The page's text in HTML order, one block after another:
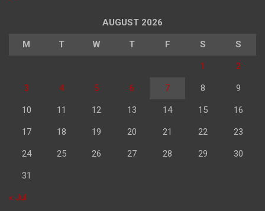
AUGUST 2026
M T W T F S S
1 2
3 4 5 6 7 8 9
10 11 12 13 14 15 16
17 18 19 20 21 22 23
24 25 26 27 28 29 30
31
« Jul